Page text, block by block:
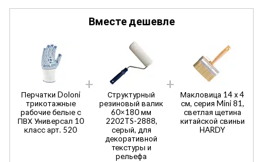
Вместе дешевле
Перчатки Doloni
трикотажные
рабочие белые с
ПВХ Универсал 10
класс арт. 520
Структурный
резиновый валик
60×180 мм
2202TS-2888,
серый, для
декоративной
текстуры и
рельефа
Макловица 14 х 4
см, серия Mini 81,
светлая щетина
китайской свиньи
HARDY